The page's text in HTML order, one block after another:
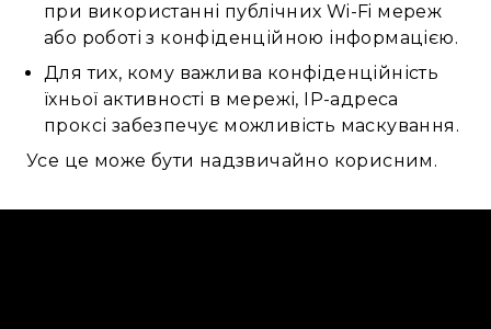
при використанні публічних Wi-Fi мереж
або роботі з конфіденційною інформацією.
Для тих, кому важлива конфіденційність
їхньої активності в мережі, IP-адреса
проксі забезпечує можливість маскування.
Усе це може бути надзвичайно корисним.